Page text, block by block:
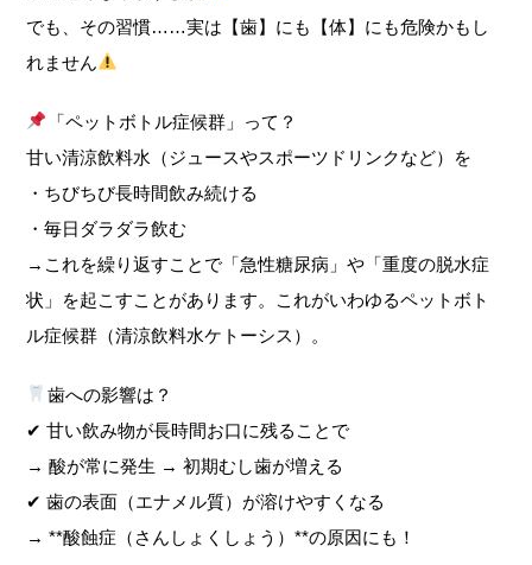
でも、その習慣……実は【歯】にも【体】にも危険かもし
れません
「ペットボトル症候群」って？
甘い清涼飲料水（ジュースやスポーツドリンクなど）を
・ちびちび長時間飲み続ける
・毎日ダラダラ飲む
→これを繰り返すことで「急性糖尿病」や「重度の脱水症
状」を起こすことがあります。これがいわゆるペットボト
ル症候群（清涼飲料水ケトーシス）。
歯への影響は？
✔ 甘い飲み物が長時間お口に残ることで
→ 酸が常に発生 → 初期むし歯が増える
✔ 歯の表面（エナメル質）が溶けやすくなる
→ **酸蝕症（さんしょくしょう）**の原因にも！